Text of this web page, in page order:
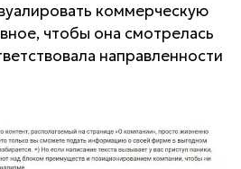
коммерческую
чтобы она смотрелась
направленности